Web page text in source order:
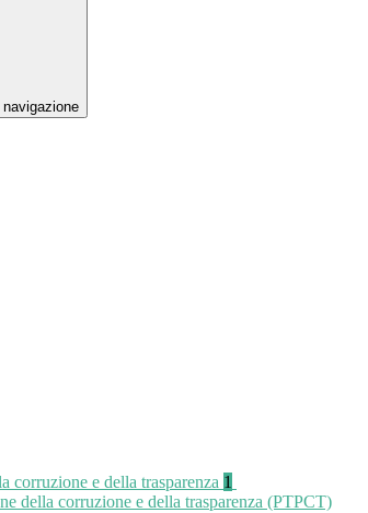
navigazione
corruzione e della trasparenza 1
della corruzione e della trasparenza (PTPCT)